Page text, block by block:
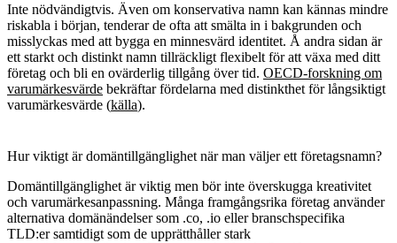
Inte nödvändigtvis. Även om konservativa namn kan kännas mindre
riskabla i början, tenderar de ofta att smälta in i bakgrunden och
misslyckas med att bygga en minnesvärd identitet. Å andra sidan är
ett starkt och distinkt namn tillräckligt flexibelt för att växa med ditt
företag och bli en ovärderlig tillgång över tid. OECD-forskning om
varumärkesvärde bekräftar fördelarna med distinkthet för långsiktigt
varumärkesvärde (källa).
Hur viktigt är domäntillgänglighet när man väljer ett företagsnamn?
Domäntillgänglighet är viktig men bör inte överskugga kreativitet
och varumärkesanpassning. Många framgångsrika företag använder
alternativa domänändelser som .co, .io eller branschspecifika
TLD:er samtidigt som de upprätthåller stark